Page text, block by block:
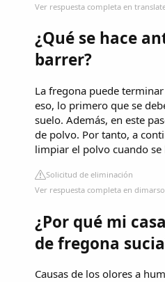
Ver respuesta completa en
¿Qué se hace
barrer?
La fregona puede
eso, lo primero que se
suelo. Además, en este
de polvo. Por tanto, a
limpiar el polvo cuando se
Solicitud de eliminación
Ver respuesta completa en
¿Por qué mi
de fregona
Causas de los olores a